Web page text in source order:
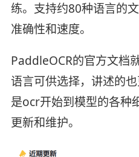
练。支持约80种语言的
准确性和速度。
PaddleOCR的官方文档
语言可供选择，讲述的
是ocr开始到模型的各种
更新和维护。